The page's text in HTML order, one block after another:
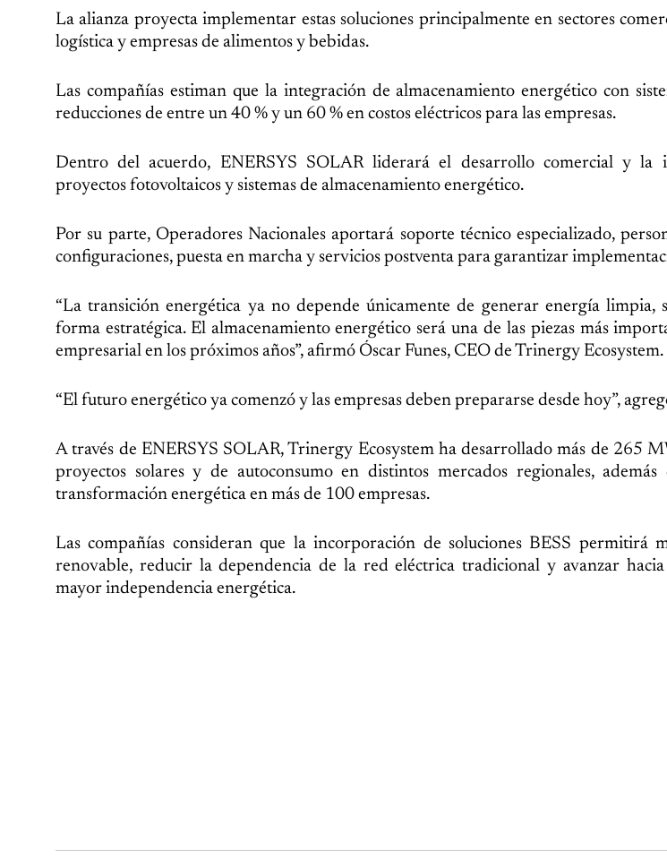
La alianza proyecta implementar estas soluciones principalmente en sectores
logística y empresas de alimentos y bebidas.
Las compañías estiman que la integración de almacenamiento energético con
reducciones de entre un 40 % y un 60 % en costos eléctricos para las empresas.
Dentro del acuerdo, ENERSYS SOLAR liderará el desarrollo comercial y la
proyectos fotovoltaicos y sistemas de almacenamiento energético.
Por su parte, Operadores Nacionales aportará soporte técnico especializado,
configuraciones, puesta en marcha y servicios postventa para garantizar
“La transición energética ya no depende únicamente de generar energía limpia,
forma estratégica. El almacenamiento energético será una de las piezas más
empresarial en los próximos años”, afirmó Óscar Funes, CEO de Trinergy Ecosystem.
“El futuro energético ya comenzó y las empresas deben prepararse desde hoy”,
A través de ENERSYS SOLAR, Trinergy Ecosystem ha desarrollado más de 265
proyectos solares y de autoconsumo en distintos mercados regionales,
transformación energética en más de 100 empresas.
Las compañías consideran que la incorporación de soluciones BESS permitirá
renovable, reducir la dependencia de la red eléctrica tradicional y avanzar hacia
mayor independencia energética.